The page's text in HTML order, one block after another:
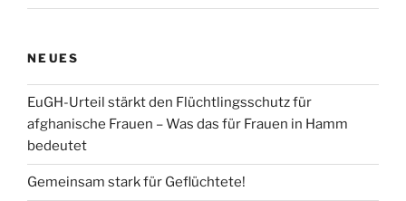
NEUES
EuGH-Urteil stärkt den Flüchtlingsschutz für
afghanische Frauen – Was das für Frauen in Hamm
bedeutet
Gemeinsam stark für Geflüchtete!